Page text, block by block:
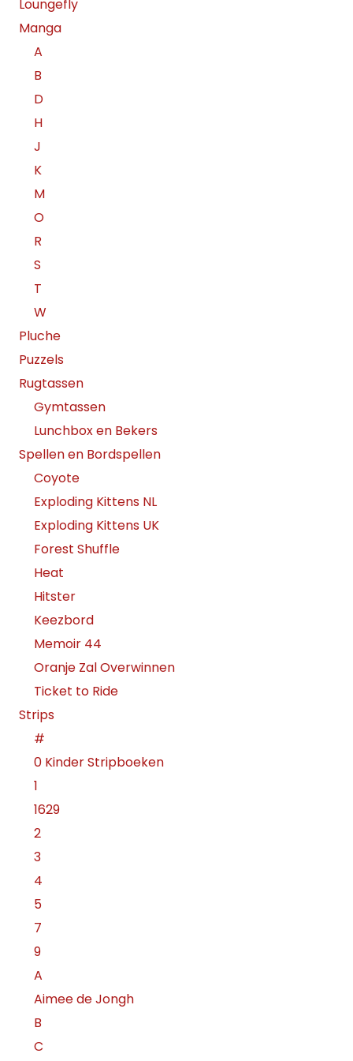
Loungefly
Manga
A
B
D
H
J
K
M
O
R
S
T
W
Pluche
Puzzels
Rugtassen
Gymtassen
Lunchbox en Bekers
Spellen en Bordspellen
Coyote
Exploding Kittens NL
Exploding Kittens UK
Forest Shuffle
Heat
Hitster
Keezbord
Memoir 44
Oranje Zal Overwinnen
Ticket to Ride
Strips
#
0 Kinder Stripboeken
1
1629
2
3
4
5
7
9
A
Aimee de Jongh
B
C